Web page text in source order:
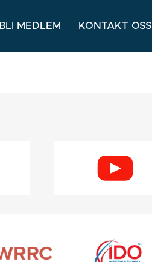
BLI MEDLEM KONTAKT OSS